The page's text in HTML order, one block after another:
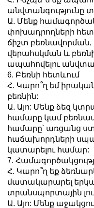
անվտանգությունը
Ա. Մենք
փոխադրողների
ճիշտ
վերահսկման և
ապահովելու
6. Բեռնի հետևում
Հ. Կարո՞ղ եմ
բեռնին:
Ա. Այո: Մենք ձեզ
համարը կամ
համարը՝ առցանց
հաճախորդների
կատարելու համար:
7.
Հ. Կարո՞ղ եք
մատակարարել
տրանսպորտային
Ա. Այո: Մենք